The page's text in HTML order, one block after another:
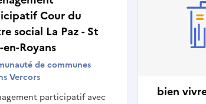
Cour du
social La Paz - St
en-Royans
de communes
Vercors
participatif avec
bien